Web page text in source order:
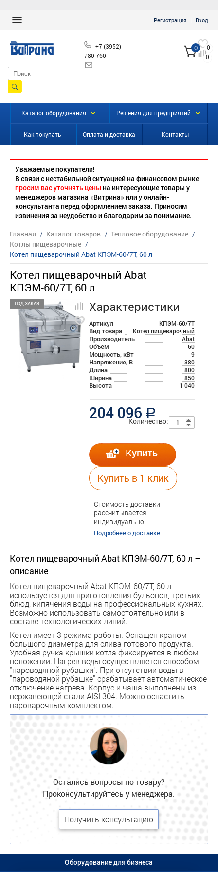
Регистрация Вход
+7 (3952)
780-760
0
0
0
Каталог оборудования Решения для предприятий
Как покупать Оплата и доставка Контакты
Уважаемые покупатели!
В связи с нестабильной ситуацией на финансовом рынке
просим вас уточнять цены на интересующие товары у
менеджеров магазина «Витрина» или у онлайн-
консультанта перед оформлением заказа. Приносим
извинения за неудобство и благодарим за понимание.
Главная / Каталог товаров / Тепловое оборудование /
Котлы пищеварочные /
Котел пищеварочный Abat КПЭМ-60/7Т, 60 л
Котел пищеварочный Abat
КПЭМ-60/7Т, 60 л
Характеристики
Артикул КПЭМ-60/7Т
Вид товара Котел пищеварочный
Производитель Abat
Объем 60
Мощность, кВт 9
Напряжение, В 380
Длина 800
Ширина 850
Высота 1 040
ПОД ЗАКАЗ
204 096 a
Количество:
Купить
Купить в 1 клик
Стоимость доставки
рассчитывается
индивидуально
Подробнее о доставке
Котел пищеварочный Abat КПЭМ-60/7Т, 60 л –
описание
Котел пищеварочный Abat КПЭМ-60/7Т, 60 л
используется для приготовления бульонов, третьих
блюд, кипячения воды на профессиональных кухнях.
Возможно использовать самостоятельно или в
составе технологических линий.
Котел имеет 3 режима работы. Оснащен краном
большого диаметра для слива готового продукта.
Удобная ручка крышки котла фиксируется в любом
положении. Нагрев воды осуществляется способом
"пароводяной рубашки". При отсутствии воды в
"пароводяной рубашке" срабатывает автоматическое
отключение нагрева. Корпус и чаша выполнены из
нержавеющей стали AISI 304. Можно оснастить
пароварочным комплектом.
Остались вопросы по товару?
Проконсультируйтесь у менеджера.
Получить консультацию
Оборудование для бизнеса